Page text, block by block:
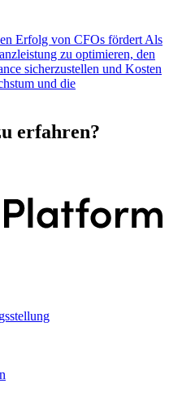
Erfolg von CFOs fördert Als
zu optimieren, den
sicherzustellen und Kosten
und die
erfahren?